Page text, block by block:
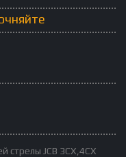
JCB 3CX,4CX